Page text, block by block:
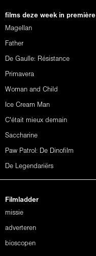
films deze week in première
Magellan
Father
De Gaulle: Résistance
Primavera
Woman and Child
Ice Cream Man
C'était mieux demain
Saccharine
Paw Patrol: De Dinofilm
De Legendariërs
Filmladder
missie
adverteren
bioscopen